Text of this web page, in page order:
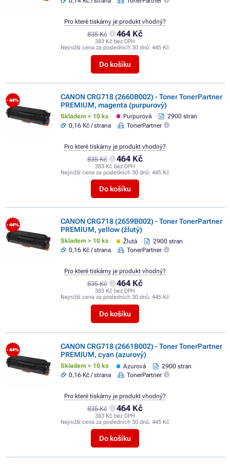
835 Kč 464 Kč
383 Kč bez DPH
Nejnižší cena za posledních 30 dnů: 445 Kč
Do košíku
Pro které tiskárny je produkt vhodný?
- 44%
CANON CRG718 (2660B002) - Toner TonerPartner
PREMIUM, magenta (purpurový)
Skladem > 10 ks Purpurová
2900 stran
0,16 Kč / strana
TonerPartner
835 Kč 464 Kč
383 Kč bez DPH
Nejnižší cena za posledních 30 dnů: 445 Kč
Do košíku
Pro které tiskárny je produkt vhodný?
- 44%
CANON CRG718 (2659B002) - Toner TonerPartner
PREMIUM, yellow (žlutý)
Skladem > 10 ks Žlutá
2900 stran
0,16 Kč / strana
TonerPartner
835 Kč 464 Kč
383 Kč bez DPH
Nejnižší cena za posledních 30 dnů: 445 Kč
Do košíku
Pro které tiskárny je produkt vhodný?
- 44%
CANON CRG718 (2661B002) - Toner TonerPartner
PREMIUM, cyan (azurový)
Skladem > 10 ks Azurová
2900 stran
0,16 Kč / strana
TonerPartner
835 Kč 464 Kč
383 Kč bez DPH
Nejnižší cena za posledních 30 dnů: 445 Kč
Do košíku
Pro které tiskárny je produkt vhodný?